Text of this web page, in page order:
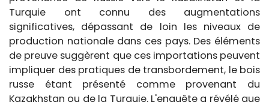
Turquie ont connu des augmentations
significatives, dépassant de loin les niveaux de
production nationale dans ces pays. Des éléments
de preuve suggèrent que ces importations peuvent
impliquer des pratiques de transbordement, le bois
russe étant présenté comme provenant du
Kazakhstan ou de la Turquie. L'enquête a révélé que